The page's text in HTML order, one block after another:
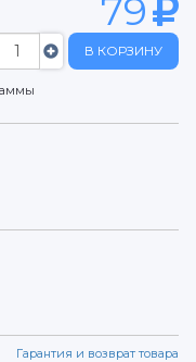
79
В КОРЗИНУ
Гарантия и возврат товара